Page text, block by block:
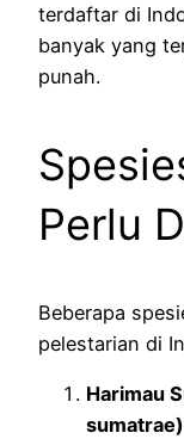
terdaftar di
banyak yang
punah.
Perlu
Beberapa
pelestarian di
Harimau
sumatrae)